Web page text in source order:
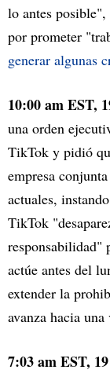
lo antes
por prometer
generar algunas
10:00 am EST,
una orden
TikTok y pidió
empresa
actuales,
TikTok
responsabilidad"
actúe antes del
extender la
avanza hacia una
7:03 am EST,